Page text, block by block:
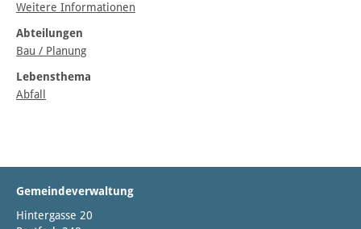
Weitere Informationen
Abteilungen
Bau / Planung
Lebensthema
Abfall
Gemeindeverwaltung
Hintergasse 20